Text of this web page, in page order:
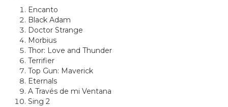
Encanto
Black Adam
Doctor Strange
Morbius
Thor: Love and Thunder
Terrifier
Top Gun: Maverick
Eternals
A Través de mi Ventana
Sing 2